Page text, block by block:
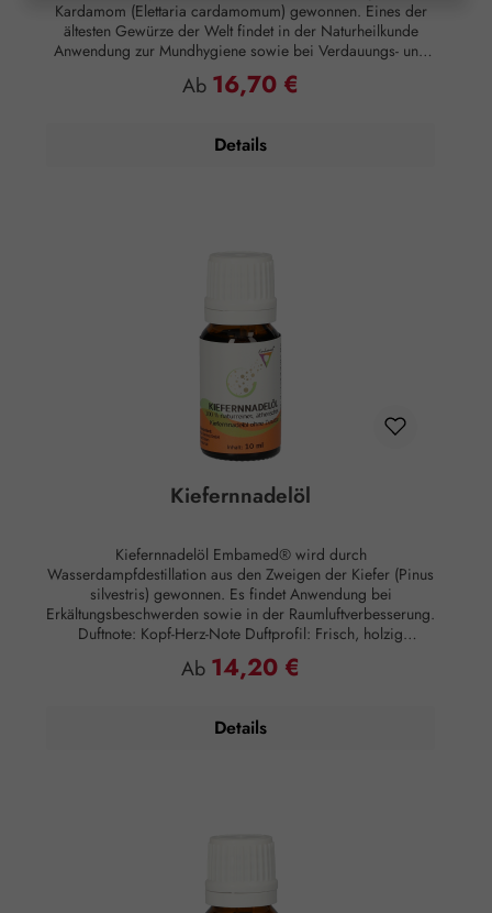
Kardamom (Elettaria cardamomum) gewonnen. Eines der
ältesten Gewürze der Welt findet in der Naturheilkunde
Anwendung zur Mundhygiene sowie bei Verdauungs- und
Harnwegsbeschwerden. Duftnote: Herz-Basis-Note
Duftprofil: Erdig, exotisch, würzig Duftwirkung: Erdend
Regulärer Preis:
Ab 16,70 €
Details
Kiefernnadelöl
Kiefernnadelöl Embamed® wird durch
Wasserdampfdestillation aus den Zweigen der Kiefer (Pinus
silvestris) gewonnen. Es findet Anwendung bei
Erkältungsbeschwerden sowie in der Raumluftverbesserung.
Duftnote: Kopf-Herz-Note Duftprofil: Frisch, holzig
Duftwirkung: Vitalisierend Hautwirkung:
Entzündungshemmend Anwendungsempfehlung:
100 % naturreines, ätherisches Kiefernnadelöl ohne Zusätze.
Regulärer Preis:
Ab 14,20 €
Details